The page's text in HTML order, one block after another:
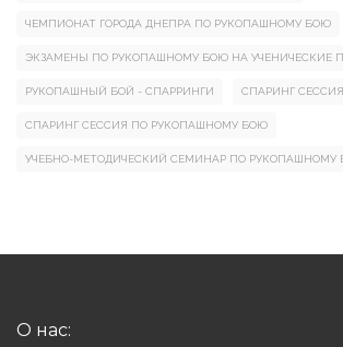
ЧЕМПИОНАТ ГОРОДА ДНЕПРА ПО РУКОПАШНОМУ БОЮ
ЭКЗАМЕНЫ ПО РУКОПАШНОМУ БОЮ НА УЧЕНИЧЕСКИЕ
РУКОПАШНЫЙ БОЙ - СПАРРИНГИ СПАРИНГ СЕССИЯ
СПАРИНГ СЕССИЯ ПО РУКОПАШНОМУ БОЮ
УЧЕБНО-МЕТОДИЧЕСКИЙ СЕМИНАР ПО РУКОПАШНОМУ
О нас: